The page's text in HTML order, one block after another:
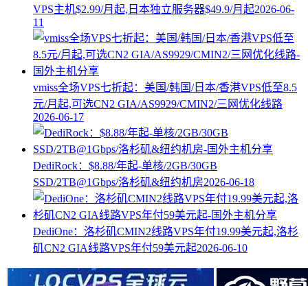
VPS主机$2.99/月起,日本独立服务器$49.9/月起2026-06-
11
vmiss全场VPS七折起：美国/韩国/日本/香港VPS低至8.5
元/月起,可选CN2 GIA/AS9929/CMIN2/三网优化线路
2026-06-17
DediRock：$8.88/年起-单核/2GB/30GB
SSD/2TB@1Gbps/洛杉矶&纽约机房2026-06-18
DediOne：洛杉矶CMIN2线路VPS年付19.99美元起,洛杉
矶CN2 GIA线路VPS年付59美元起2026-06-10